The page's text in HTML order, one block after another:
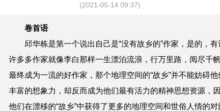
(2021-05-14 09:37)
卷首语
邱华栋是第一个说出自己是“没有故乡的”作家，是的，有
许多多作家就像李白那样一生漂泊流浪，行万里路，阅尽千
最终成为一流的好作家，那个地理空间的“故乡”并不能妨碍他
丰富的想象力，却反而成为他们最有活力的精神思想资源，
他们在漂移的“故乡”中获得了更多的地理空间和世俗人情的对